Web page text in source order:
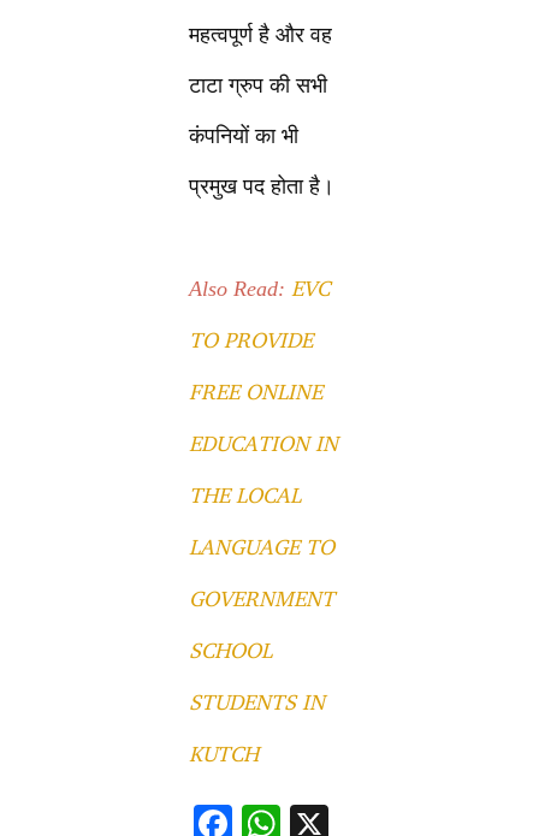
महत्वपूर्ण है और वह
टाटा ग्रुप की सभी
कंपनियों का भी
प्रमुख पद होता है।
Also Read:EVC
TO PROVIDE
FREE ONLINE
EDUCATION IN
THE LOCAL
LANGUAGE TO
GOVERNMENT
SCHOOL
STUDENTS IN
KUTCH
F
W